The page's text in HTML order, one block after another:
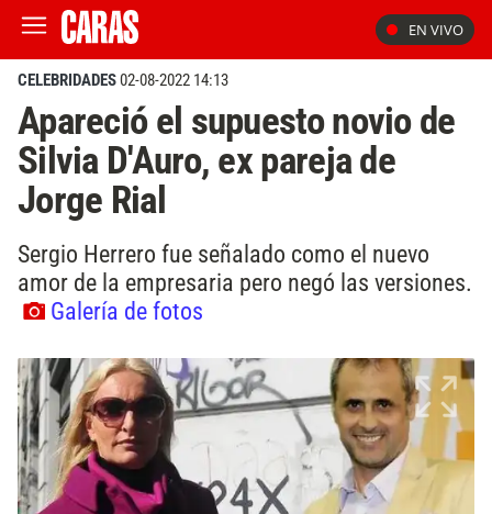
EN VIVO
CELEBRIDADES02-08-2022 14:13
Apareció el supuesto novio de
Silvia D'Auro, ex pareja de
Jorge Rial
Sergio Herrero fue señalado como el nuevo
amor de la empresaria pero negó las versiones.
Galería de fotos